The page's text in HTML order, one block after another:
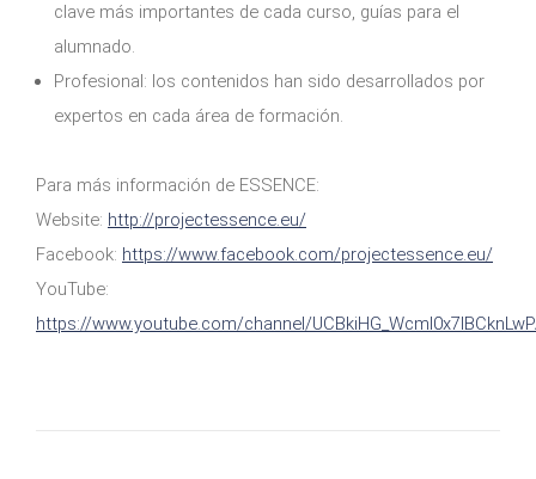
clave más importantes de cada curso, guías para el
alumnado.
Profesional: los contenidos han sido desarrollados por
expertos en cada área de formación.
Para más información de ESSENCE:
Website: http://projectessence.eu/
Facebook: https://www.facebook.com/projectessence.eu/
YouTube:
https://www.youtube.com/channel/